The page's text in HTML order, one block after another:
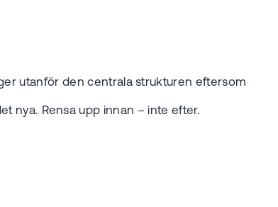
utanför den centrala strukturen eftersom
nya. Rensa upp innan – inte efter.